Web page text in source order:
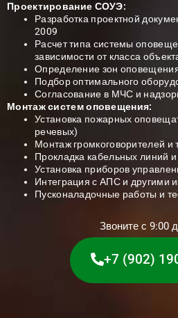
Проектирование СОУЭ:
Разработка проектной
2009
Расчет типа системы
зависимости от класса
Определение зон
Подбор оптимального
Согласование в МЧС и
Монтаж систем оповещения:
Установка пожарных
речевых)
Монтаж громкоговорителей и
Прокладка кабельных линий
Установка приборов
Интеграция с АПС и другими
Пусконаладочные работы и
Звоните с 9:00
+7 (902)